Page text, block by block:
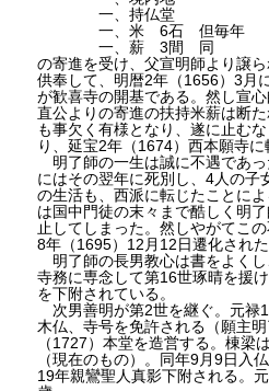
一、持仏堂
一、米 6石 但毎年
一、薪 3間 同
の寄進を受け、父宣明師より譲
供奉して、明暦2年（1656）3月
が歓喜寺の開基である。然し宣
直公よりの寄進の扶持米薪は断
も事欠く有様となり、遂に止む
り、延宝2年（1674）西本願寺に
明了師の一生は誠に不遇であ
にはその翌年に死別し、4人の子
の生活も、西派に転じたことに
は国中門徒の末々まで酷しく明
止してしまった。然しやがてこ
8年（1695）12月12日遷化された
明了師の長男教心は書をよく
寺務に専念して第16世琢晴を援
を下附されている。
次男善明が第2世を継ぐ。元禄
木仏、寺号を免許される（願主
（1727）本堂を造営する。棟梁
（現在のもの）。同年9月9日入
19年親鸞聖人真影下附される。